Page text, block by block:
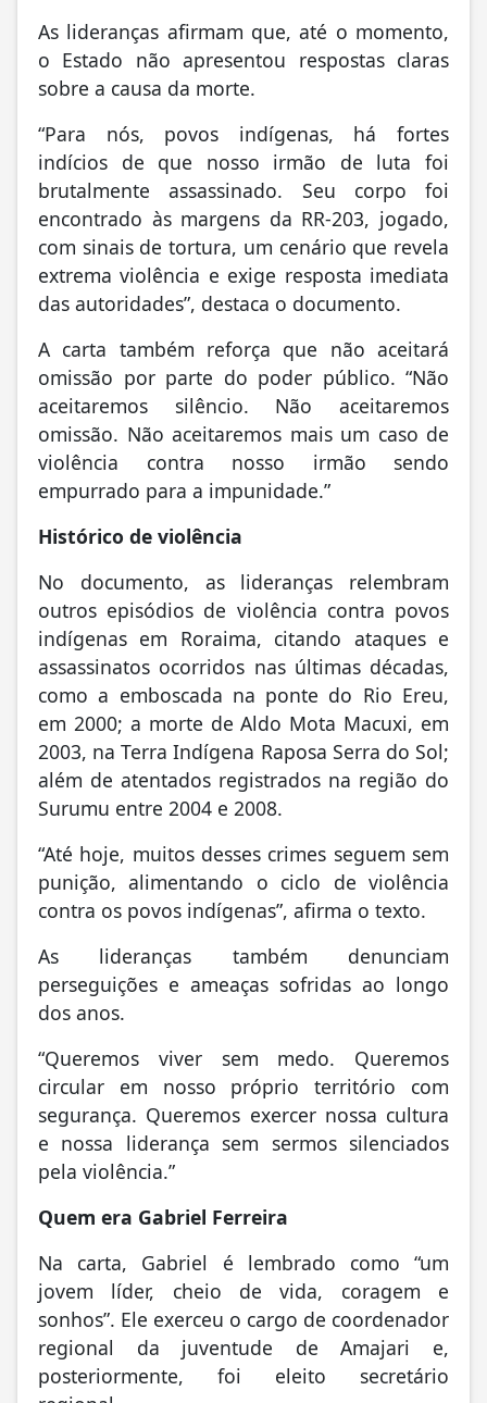
As lideranças afirmam que, até o momento,
o Estado não apresentou respostas claras
sobre a causa da morte.
“Para nós, povos indígenas, há fortes
indícios de que nosso irmão de luta foi
brutalmente assassinado. Seu corpo foi
encontrado às margens da RR-203, jogado,
com sinais de tortura, um cenário que revela
extrema violência e exige resposta imediata
das autoridades”, destaca o documento.
A carta também reforça que não aceitará
omissão por parte do poder público. “Não
aceitaremos silêncio. Não aceitaremos
omissão. Não aceitaremos mais um caso de
violência contra nosso irmão sendo
empurrado para a impunidade.”
Histórico de violência
No documento, as lideranças relembram
outros episódios de violência contra povos
indígenas em Roraima, citando ataques e
assassinatos ocorridos nas últimas décadas,
como a emboscada na ponte do Rio Ereu,
em 2000; a morte de Aldo Mota Macuxi, em
2003, na Terra Indígena Raposa Serra do Sol;
além de atentados registrados na região do
Surumu entre 2004 e 2008.
“Até hoje, muitos desses crimes seguem sem
punição, alimentando o ciclo de violência
contra os povos indígenas”, afirma o texto.
As lideranças também denunciam
perseguições e ameaças sofridas ao longo
dos anos.
“Queremos viver sem medo. Queremos
circular em nosso próprio território com
segurança. Queremos exercer nossa cultura
e nossa liderança sem sermos silenciados
pela violência.”
Quem era Gabriel Ferreira
Na carta, Gabriel é lembrado como “um
jovem líder, cheio de vida, coragem e
sonhos”. Ele exerceu o cargo de coordenador
regional da juventude de Amajari e,
posteriormente, foi eleito secretário